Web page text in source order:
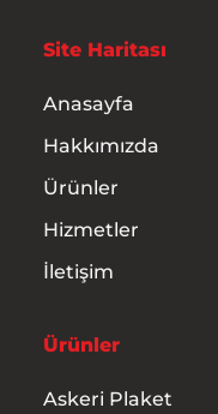
Site Haritası
Anasayfa
Hakkımızda
Ürünler
Hizmetler
İletişim
Ürünler
Askeri Plaket